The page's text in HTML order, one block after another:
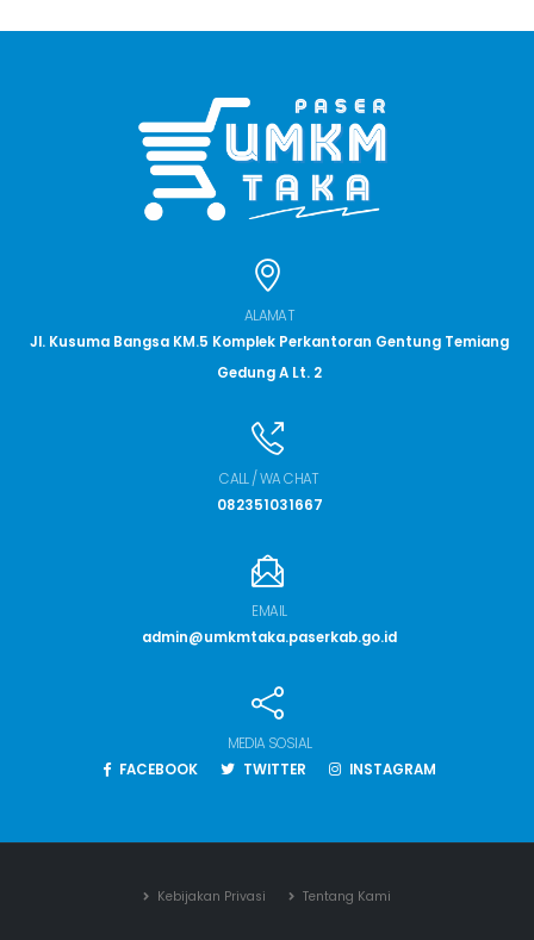
ALAMAT
Jl. Kusuma Bangsa KM.5 Komplek Perkantoran Gentung Temiang
Gedung A Lt. 2
CALL / WA CHAT
082351031667
EMAIL
admin@umkmtaka.paserkab.go.id
MEDIA SOSIAL
FACEBOOK
TWITTER INSTAGRAM
Kebijakan Privasi Tentang Kami